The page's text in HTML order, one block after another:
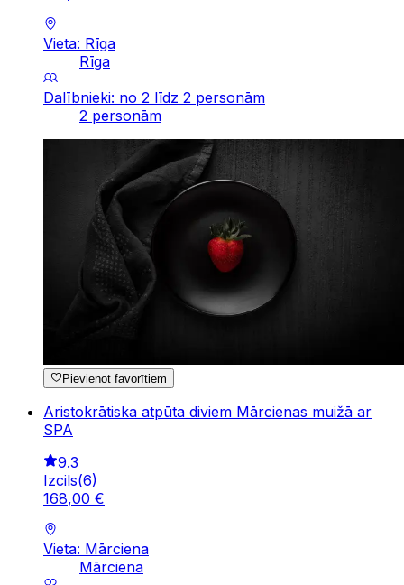
Vieta: Rīga
Rīga
Dalībnieki: no 2 līdz 2 personām
2 personām
Pievienot favorītiem
Aristokrātiska atpūta diviem Mārcienas muižā ar
SPA
9.3
Izcils(6)
168,00 €
Vieta: Mārciena
Mārciena